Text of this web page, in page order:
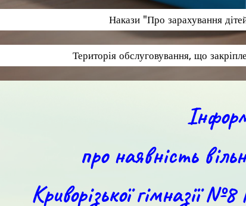
Накази "Про зарахування
Територія обслуговування, що
про наявність
Криворізької гімназії №8